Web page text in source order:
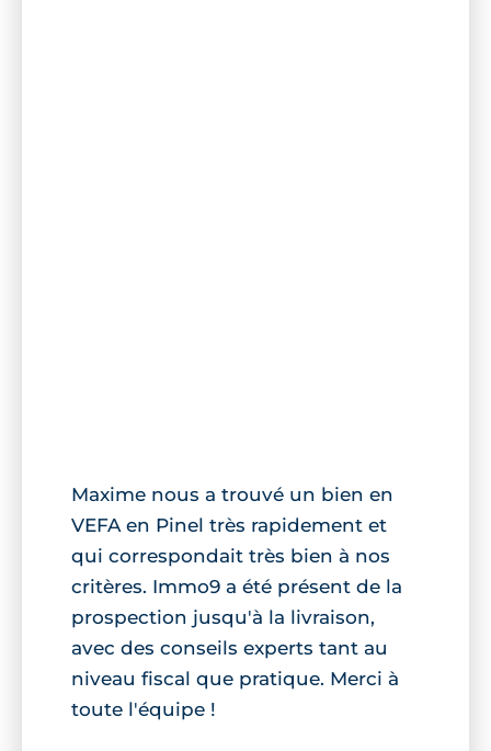
Maxime nous a trouvé un bien en
VEFA en Pinel très rapidement et
qui correspondait très bien à nos
critères. Immo9 a été présent de la
prospection jusqu'à la livraison,
avec des conseils experts tant au
niveau fiscal que pratique. Merci à
toute l'équipe !